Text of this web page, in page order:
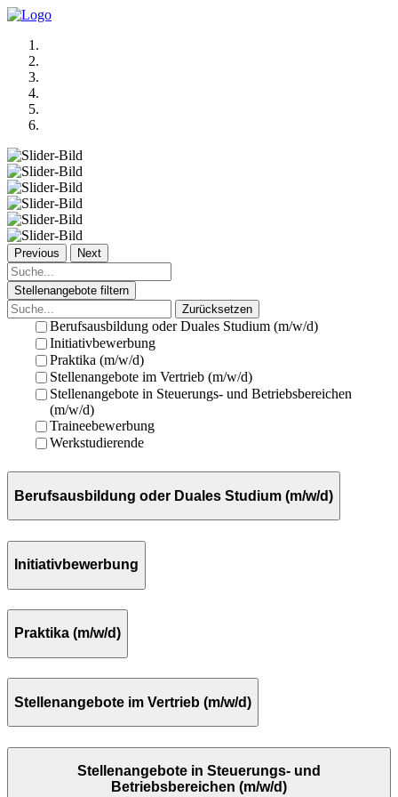
Previous Next
Stellenangebote filtern
Zurücksetzen
Berufsausbildung oder Duales Studium (m/w/d)
Initiativbewerbung
Praktika (m/w/d)
Stellenangebote im Vertrieb (m/w/d)
Stellenangebote in Steuerungs- und Betriebsbereichen
(m/w/d)
Traineebewerbung
Werkstudierende
Berufsausbildung oder Duales Studium (m/w/d)
Initiativbewerbung
Praktika (m/w/d)
Stellenangebote im Vertrieb (m/w/d)
Stellenangebote in Steuerungs- und
Betriebsbereichen (m/w/d)